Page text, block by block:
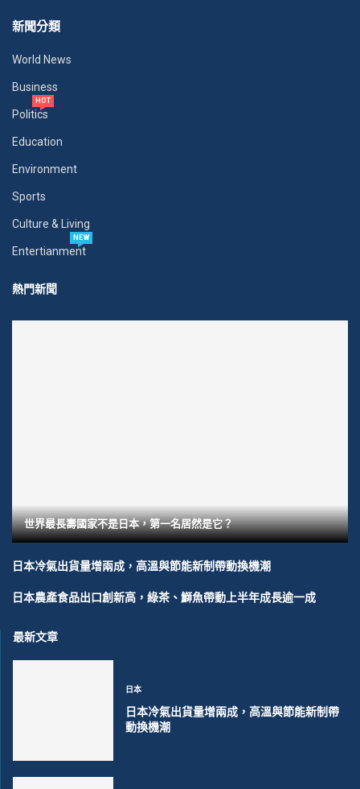
新聞分類
World News
Business
Politics
HOT
Education
Environment
Sports
Culture & Living
Entertianment
NEW
熱門新聞
世界最長壽國家不是日本，第一名居然是它？
日本冷氣出貨量增兩成，高溫與節能新制帶動換機潮
日本農產食品出口創新高，綠茶、鰤魚帶動上半年成長逾一成
最新文章
日本
日本冷氣出貨量增兩成，高溫與節能新制帶
動換機潮